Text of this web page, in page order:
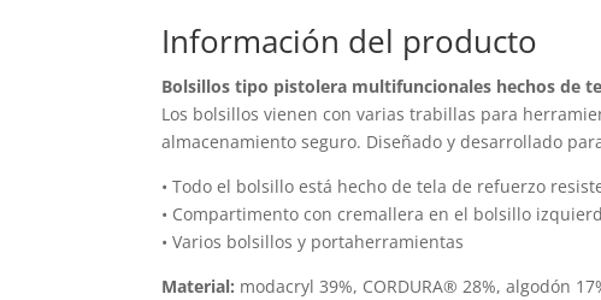
Información del producto
Bolsillos tipo pistolera multifuncionales hechos de
Los bolsillos vienen con varias trabillas para
almacenamiento seguro. Diseñado y desarrollado
• Todo el bolsillo está hecho de tela de refuerzo
• Compartimento con cremallera en el bolsillo
• Varios bolsillos y portaherramientas
Material: modacryl 39%, CORDURA® 28%, algodón